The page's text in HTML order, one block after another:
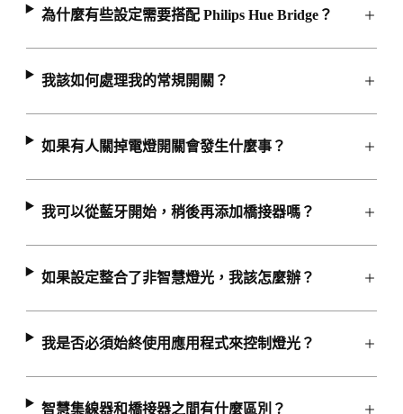
為什麼有些設定需要搭配 Philips Hue Bridge？
我該如何處理我的常規開關？
如果有人關掉電燈開關會發生什麼事？
我可以從藍牙開始，稍後再添加橋接器嗎？
如果設定整合了非智慧燈光，我該怎麼辦？
我是否必須始終使用應用程式來控制燈光？
智慧集線器和橋接器之間有什麼區別？